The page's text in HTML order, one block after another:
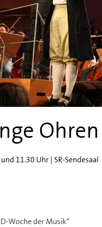
Ohren
11.30 Uhr | SR-Sendesaal
Woche der Musik“